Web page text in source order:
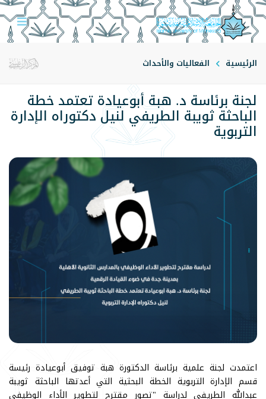
الرئيسية الفعاليات والأحداث
لجنة برئاسة د. هبة أبوعيادة تعتمد خطة
الباحثة ثويبة الطريفي لنيل دكتوراه الإدارة
التربوية
اعتمدت لجنة علمية برئاسة الدكتورة هبة توفيق أبوعيادة رئيسة
قسم الإدارة التربوية الخطة البحثية التي أعدتها الباحثة ثويبة
عبدالله الطريفي لدراسة "تصور مقترح لتطوير الأداء الوظيفي